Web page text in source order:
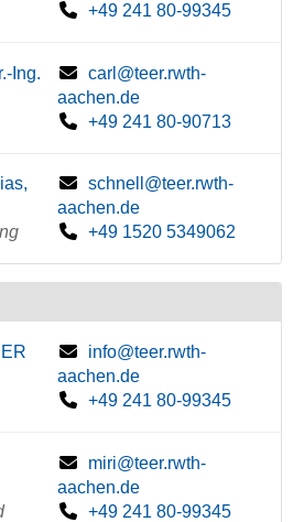
+49 241 80-99345
Ing.
carl@teer.rwth-
aachen.de
+49 241 80-90713
schnell@teer.rwth-
aachen.de
+49 1520 5349062
info@teer.rwth-
aachen.de
+49 241 80-99345
miri@teer.rwth-
aachen.de
+49 241 80-99345